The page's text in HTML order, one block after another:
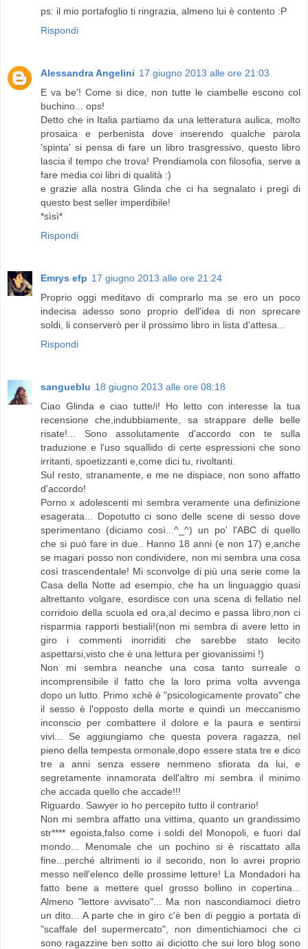
ps: il mio portafoglio ti ringrazia, almeno lui è contento :P
Rispondi
Alessandra Angelini 17 giugno 2013 alle ore 21:03
E va be'! Come si dice, non tutte le ciambelle escono col
buchino... ops!
Detto che in Italia partiamo da una letteratura aulica, molto
prosaica e perbenista dove inserendo qualche parola
'spinta' si pensa di fare un libro trasgressivo, questo libro
lascia il tempo che trova! Prendiamola con filosofia, serve a
fare media coi libri di qualità :)
e grazie alla nostra Glinda che ci ha segnalato i pregi di
questo best seller imperdibile!
*sìsì*
Rispondi
Emrys efp 17 giugno 2013 alle ore 21:24
Proprio oggi meditavo di comprarlo ma se ero un poco
indecisa adesso sono proprio dell'idea di non sprecare
soldi, li conserverò per il prossimo libro in lista d'attesa...
Rispondi
sangueblu 18 giugno 2013 alle ore 08:18
Ciao Glinda e ciao tutte/i! Ho letto con interesse la tua
recensione che,indubbiamente, sa strappare delle belle
risate!... Sono assolutamente d'accordo con te sulla
traduzione e l'uso squallido di certe espressioni che sono
irritanti, spoetizzanti e,come dici tu, rivoltanti.
Sul resto, stranamente, e me ne dispiace, non sono affatto
d'accordo!
Porno x adolescenti mi sembra veramente una definizione
esagerata... Dopotutto ci sono delle scene di sesso dove
sperimentano (diciamo così...^_^) un po' l'ABC di quello
che si può fare in due.. Hanno 18 anni (e non 17) e,anche
se magari posso non condividere, non mi sembra una cosa
così trascendentale! Mi sconvolge di più una serie come la
Casa della Notte ad esempio, che ha un linguaggio quasi
altrettanto volgare, esordisce con una scena di fellatio nel
corridoio della scuola ed ora,al decimo e passa libro,non ci
risparmia rapporti bestiali!(non mi sembra di avere letto in
giro i commenti inorriditi che sarebbe stato lecito
aspettarsi,visto che è una lettura per giovanissimi !)
Non mi sembra neanche una cosa tanto surreale o
incomprensibile il fatto che la loro prima volta avvenga
dopo un lutto. Primo xchè è "psicologicamente provato" che
il sesso è l'opposto della morte e quindi un meccanismo
inconscio per combattere il dolore e la paura e sentirsi
vivi... Se aggiungiamo che questa povera ragazza, nel
pieno della tempesta ormonale,dopo essere stata tre e dico
tre a anni senza essere nemmeno sfiorata da lui, e
segretamente innamorata dell'altro mi sembra il minimo
che accada quello che accade!!!
Riguardo. Sawyer io ho percepito tutto il contrario!
Non mi sembra affatto una vittima, quanto un grandissimo
str**** egoista,falso come i soldi del Monopoli, e fuori dal
mondo... Menomale che un pochino si è riscattato alla
fine...perché altrimenti io il secondo, non lo avrei proprio
messo nell'elenco delle prossime letture! La Mondadori ha
fatto bene a mettere quel grosso bollino in copertina...
Almeno "lettore avvisato"... Ma non nascondiamoci dietro
un dito... A parte che in giro c'è ben di peggio a portata di
"scaffale del supermercato", non dimentichiamoci che ci
sono ragazzine ben sotto ai diciotto che sui loro blog sono